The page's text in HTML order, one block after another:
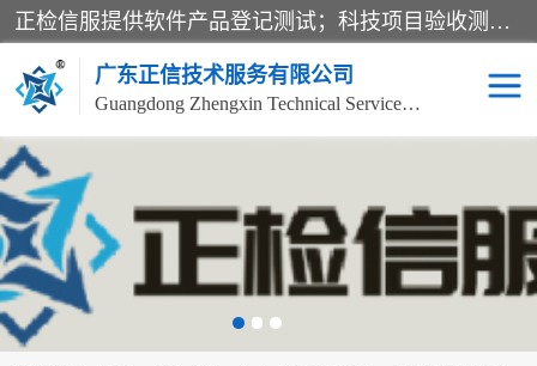
正检信服提供软件产品登记测试；科技项目验收测试；产品确认测试；功能测试；性能测试；安全测试；代码审计测试；漏洞扫描测试；渗透测试；风险评估测试；信息安全等级保护测评；双软认定；实验室建设质量体系建设；软件着作权、软件评测等服务。
广东正信技术服务有限公司
Guangdong Zhengxin Technical Service Co., Ltd
电子政务验收测评 数字信息化验收测评
应用软件系统测试 信息系统漏洞扫描
科技成果鉴定测试